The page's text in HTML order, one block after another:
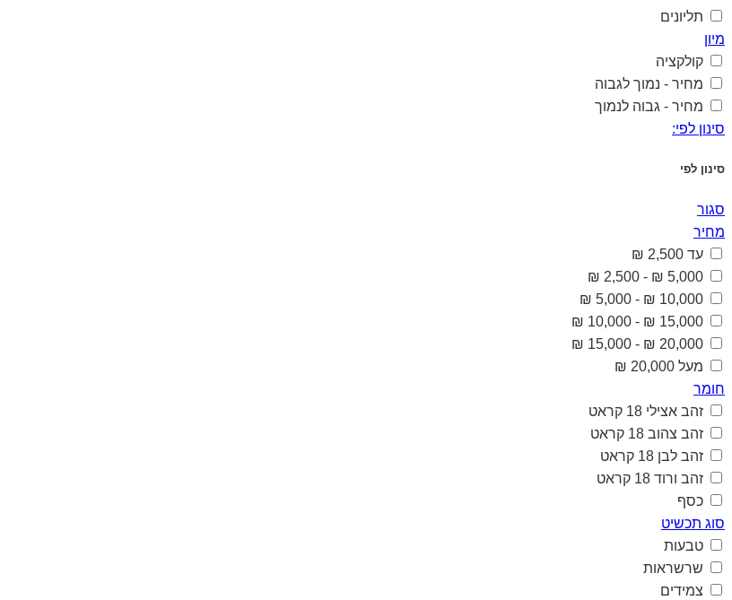
תליונים
מיון
קולקציה
מחיר - נמוך לגבוה
מחיר - גבוה לנמוך
סינון לפי:
סינון לפי
סגור
מחיר
עד 2,500 ₪
5,000 ₪ - 2,500 ₪
10,000 ₪ - 5,000 ₪
15,000 ₪ - 10,000 ₪
20,000 ₪ - 15,000 ₪
מעל 20,000 ₪
חומר
זהב אצילי 18 קראט
זהב צהוב 18 קראט
זהב לבן 18 קראט
זהב ורוד 18 קראט
כסף
סוג תכשיט
טבעות
שרשראות
צמידים